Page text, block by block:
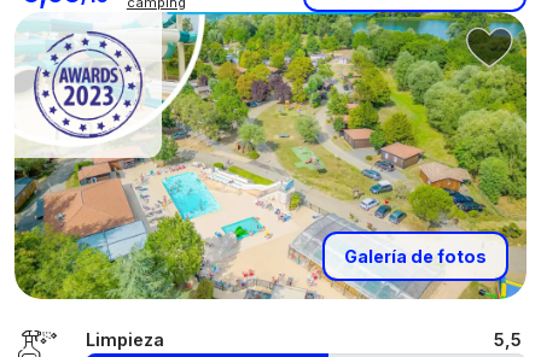
Galería de fotos
Limpieza 5,5